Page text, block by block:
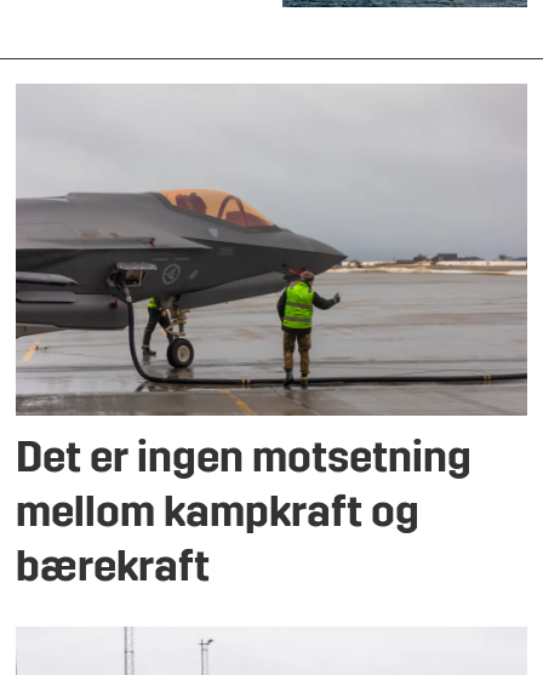
Det er ingen motsetning
mellom kampkraft og
bærekraft